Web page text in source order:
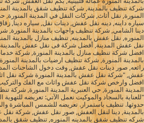
شركة تنظيف بالمدينة, شركة تنظيف شقق بالمدينة
المنورة, نقل أثاث, شركات النقل في المدينة المنورة,
سياره داينه, دينه نقل عفش, دينات نقل, سياره دينا,
دينا الشامي, شركة تنظيف واجهات بالمدينة المنورة,
المنوره, نقل عفش بالمدينه, تنظيف منازل بالمدينة
نقل عفش المدينة, أفضل شركة فى نقل عفش
افضل شركة تنظيف منازل بالمدينة المنورة, شركة
بالمدينة المنورة, شركة تنظيف ارضيات بالمدينة
رائعه, صور دينات نقل عفش, وقت دخول الشاحنات
عفش, "شركة نقل عفش بالمدينة المنورة شركة نقل اثاث
افضل وارخص شركة نقل عفش واثاث مع الفك والتركيب
المدينة المنورة, حي العنبرية المدينة المنورة, شركة
"للعناية بالسجاد والموكيت نعمل الآتي: تعريضه للتهوية
حدوثها. تنظيف باستمرار. تعريضه للشمس المباشرة
بالمدينة, دينا لنقل العفش, صور نقل عفش, شركة نقل
شركه تنظيف شقق بالمدينه المنوره, تنظيف شقق